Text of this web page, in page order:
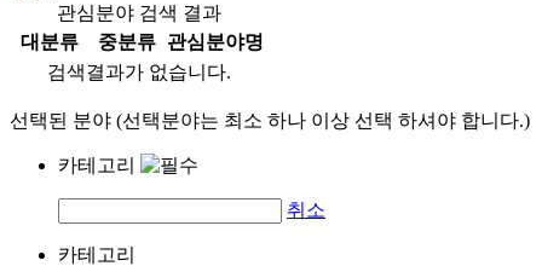
관심분야 검색 결과
대분류
중분류
관심분야명
검색결과가 없습니다.
선택된 분야 (선택분야는 최소 하나 이상 선택 하셔야 합니다.)
카테고리
취소
카테고리